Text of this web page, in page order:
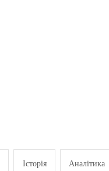
Історія Аналітика